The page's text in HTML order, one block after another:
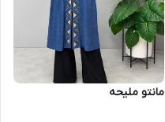
مانتو ملیحه